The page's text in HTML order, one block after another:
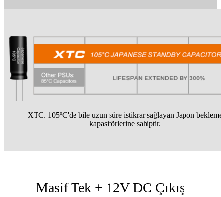
XTC, 105ºC'de bile uzun süre istikrar sağlayan Japon
kapasitörlerine sahiptir.
Masif Tek + 12V DC Çıkış